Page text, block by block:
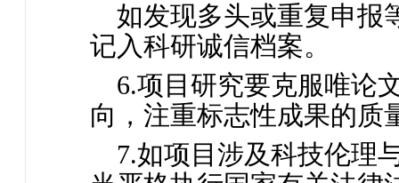
如发现多头或重复申报
记入科研诚信档案。
6.项目研究要克服唯论
向，注重标志性成果的质
7.如项目涉及科技伦理